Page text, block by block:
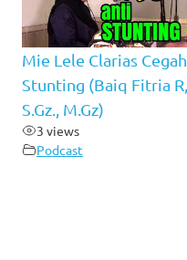
Mie Lele Clarias Cegah
Stunting (Baiq Fitria R,
S.Gz., M.Gz)
3 views
Podcast